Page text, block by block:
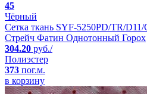
45
Чёрный
Сетка ткань SYF-5250PD/TR/
Стрейч Фатин Однотонный Горох
304.20 руб./
Полиэстер
373 пог.м.
в корзину